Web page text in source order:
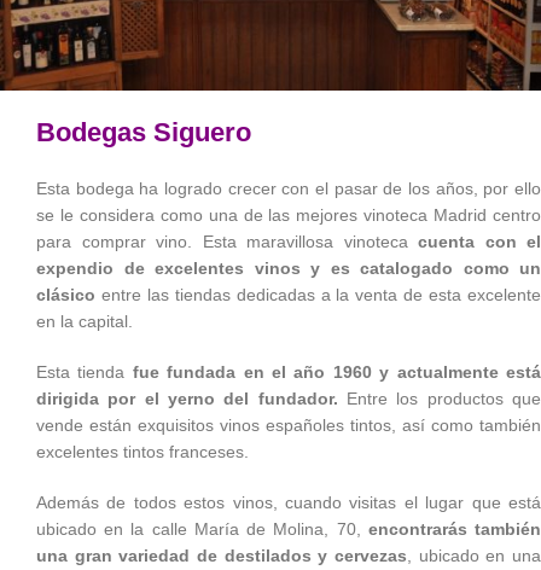
Bodegas Siguero
Esta bodega ha logrado crecer con el pasar de los años, por ello
se le considera como una de las mejores vinoteca Madrid centro
para comprar vino. Esta maravillosa vinoteca cuenta con el
expendio de excelentes vinos y es catalogado como un
clásico entre las tiendas dedicadas a la venta de esta excelente
en la capital.
Esta tienda fue fundada en el año 1960 y actualmente está
dirigida por el yerno del fundador. Entre los productos que
vende están exquisitos vinos españoles tintos, así como también
excelentes tintos franceses.
Además de todos estos vinos, cuando visitas el lugar que está
ubicado en la calle María de Molina, 70, encontrarás también
una gran variedad de destilados y cervezas , ubicado en una